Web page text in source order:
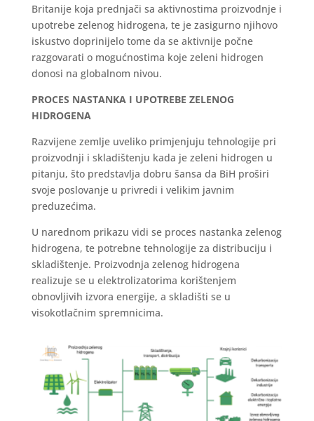
Britanije koja prednjači sa aktivnostima proizvodnje i
upotrebe zelenog hidrogena, te je zasigurno njihovo
iskustvo doprinijelo tome da se aktivnije počne
razgovarati o mogućnostima koje zeleni hidrogen
donosi na globalnom nivou.
PROCES NASTANKA I UPOTREBE ZELENOG
HIDROGENA
Razvijene zemlje uveliko primjenjuju tehnologije pri
proizvodnji i skladištenju kada je zeleni hidrogen u
pitanju, što predstavlja dobru šansa da BiH proširi
svoje poslovanje u privredi i velikim javnim
preduzećima.
U narednom prikazu vidi se proces nastanka zelenog
hidrogena, te potrebne tehnologije za distribuciju i
skladištenje. Proizvodnja zelenog hidrogena
realizuje se u elektrolizatorima korištenjem
obnovljivih izvora energije, a skladišti se u
visokotlačnim spremnicima.